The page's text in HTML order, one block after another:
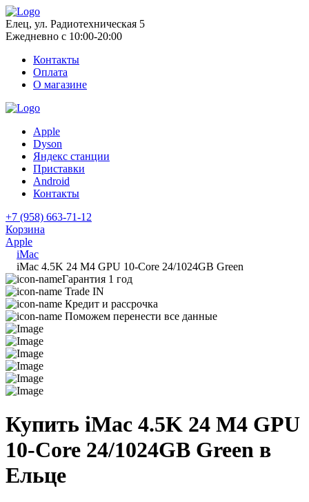
Елец, ул. Радиотехническая 5
Ежедневно с 10:00-20:00
Контакты
Оплата
О магазине
Apple
Dyson
Яндекс станции
Приставки
Android
Контакты
+7 (958) 663-71-12
Корзина
Apple
iMac
iMac 4.5K 24 M4 GPU 10-Core 24/1024GB Green
Гарантия 1 год
Trade IN
Кредит и рассрочка
Поможем перенести все данные
Купить iMac 4.5K 24 M4 GPU
10-Core 24/1024GB Green в
Ельце